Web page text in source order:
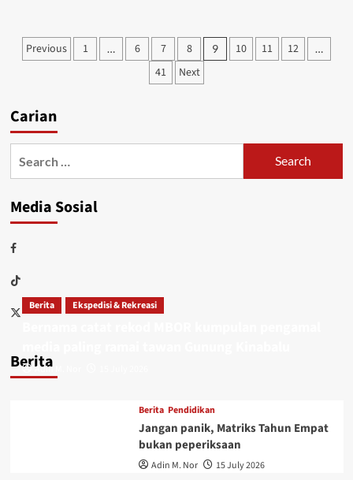
Previous 1 … 6 7 8 9 10 11 12 …
41 Next
Carian
Media Sosial
Berita
Berita Ekspedisi & Rekreasi
Adin M. Nor
Berita Pendidikan
Jangan panik, Matriks Tahun Empat
bukan peperiksaan
Adin M. Nor 15 July 2026